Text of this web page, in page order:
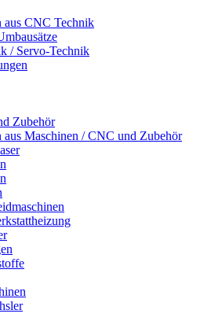
aus CNC Technik
/ Servo-Technik
Zubehör
aus Maschinen / CNC und Zubehör